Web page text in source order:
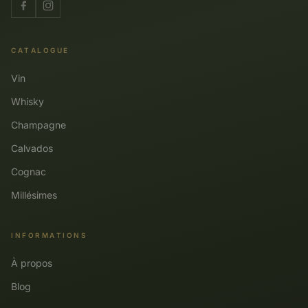
CATALOGUE
Vin
Whisky
Champagne
Calvados
Cognac
Millésimes
INFORMATIONS
À propos
Blog